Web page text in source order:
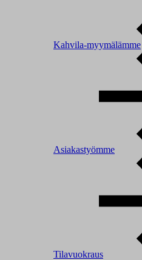
Kahvila-myymälämme
Asiakastyömme
Tilavuokraus